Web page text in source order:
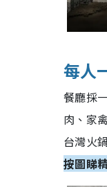
每人
餐廳採
肉、家
台灣火
按圖睇